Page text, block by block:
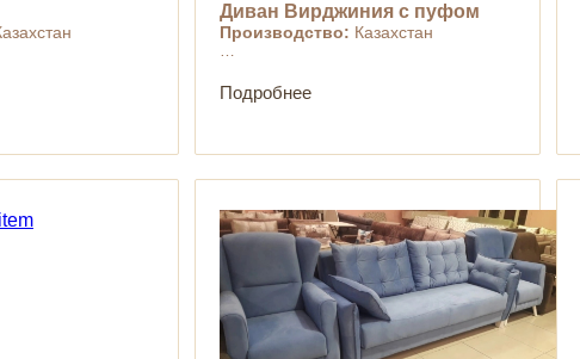
Диван Вирджиния с пуфом
Производство: Казахстан
…
Подробнее